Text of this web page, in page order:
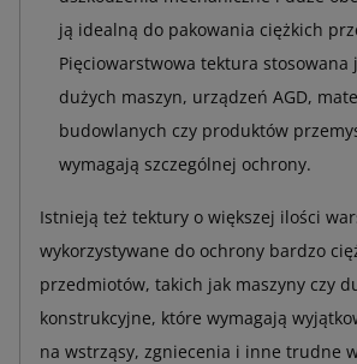
ją idealną do pakowania ciężkich
Pięciowarstwowa tektura
dużych maszyn, urządzeń AGD,
budowlanych czy produktów
wymagają szczególnej ochrony.
Istnieją też tektury o większej ilości
wykorzystywane do ochrony bardzo
przedmiotów, takich jak maszyny czy
konstrukcyjne, które wymagają
na wstrząsy, zgniecenia i inne trudne